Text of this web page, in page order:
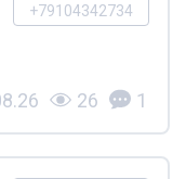
+79104342734
26 1